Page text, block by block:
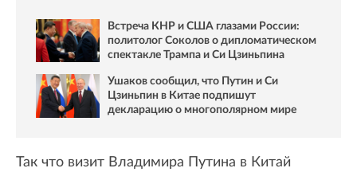
Встреча КНР и США глазами России:
политолог Соколов о дипломатическом
спектакле Трампа и Си Цзиньпина
Ушаков сообщил, что Путин и Си
Цзиньпин в Китае подпишут
декларацию о многополярном мире
Так что визит Владимира Путина в Китай